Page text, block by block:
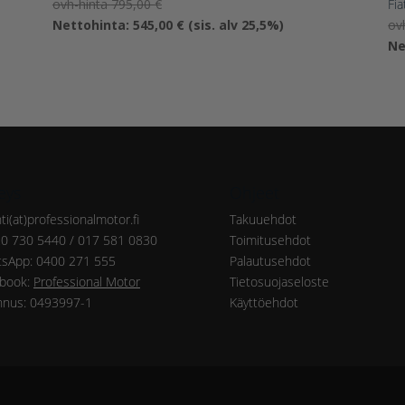
ovh-hinta795,00€
hinta
Nettohinta: 545,00 €Nykyinen
(sis. alv 25,5%)
730 5440 / 017 581 0830
0400 271 555
Professional Motor
0493997-1
Takuuehdot
Toimitusehdot
Palautusehdot
Tietosuojaseloste
Käyttöehdot